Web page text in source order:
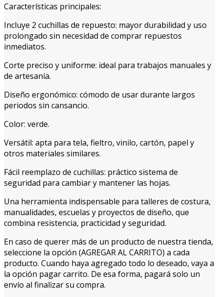
Características principales:
Incluye 2 cuchillas de repuesto: mayor durabilidad y uso
prolongado sin necesidad de comprar repuestos
inmediatos.
Corte preciso y uniforme: ideal para trabajos manuales y
de artesanía.
Diseño ergonómico: cómodo de usar durante largos
periodos sin cansancio.
Color: verde.
Versátil: apta para tela, fieltro, vinilo, cartón, papel y
otros materiales similares.
Fácil reemplazo de cuchillas: práctico sistema de
seguridad para cambiar y mantener las hojas.
Una herramienta indispensable para talleres de costura,
manualidades, escuelas y proyectos de diseño, que
combina resistencia, practicidad y seguridad.
En caso de querer más de un producto de nuestra tienda,
seleccione la opción (AGREGAR AL CARRITO) a cada
producto. Cuando haya agregado todo lo deseado, vaya a
la opción pagar carrito. De esa forma, pagará solo un
envío al finalizar su compra.